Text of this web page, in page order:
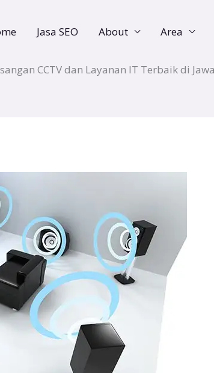
Jasa SEO About Area
CCTV dan Layanan IT Terbaik di